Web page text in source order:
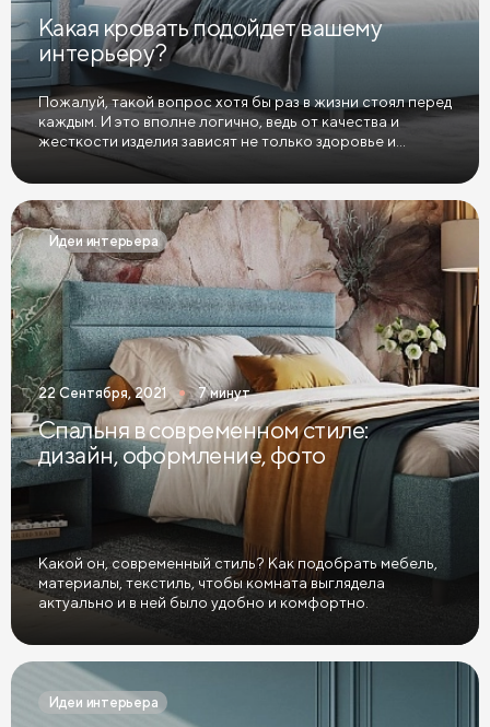
Какая кровать подойдет вашему
интерьеру?
Пожалуй, такой вопрос хотя бы раз в жизни стоял перед
каждым. И это вполне логично, ведь от качества и
жесткости изделия зависят не только здоровье и
полноценный сон, но и настроение человека, да и
качество жизни в целом.
Идеи интерьера
22 Сентября, 2021 7 минут
Спальня в современном стиле:
дизайн, оформление, фото
Какой он, современный стиль? Как подобрать мебель,
материалы, текстиль, чтобы комната выглядела
актуально и в ней было удобно и комфортно.
Идеи интерьера